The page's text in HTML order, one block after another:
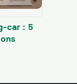
car : 5